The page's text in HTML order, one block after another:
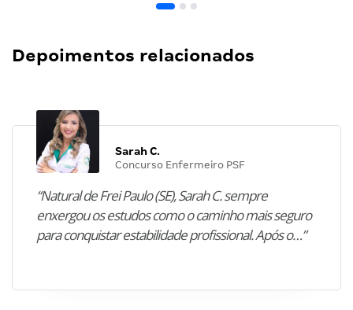
Depoimentos relacionados
Sarah C.
Concurso Enfermeiro PSF
“Natural de Frei Paulo (SE), Sarah C. sempre
enxergou os estudos como o caminho mais seguro
para conquistar estabilidade profissional. Após o…”